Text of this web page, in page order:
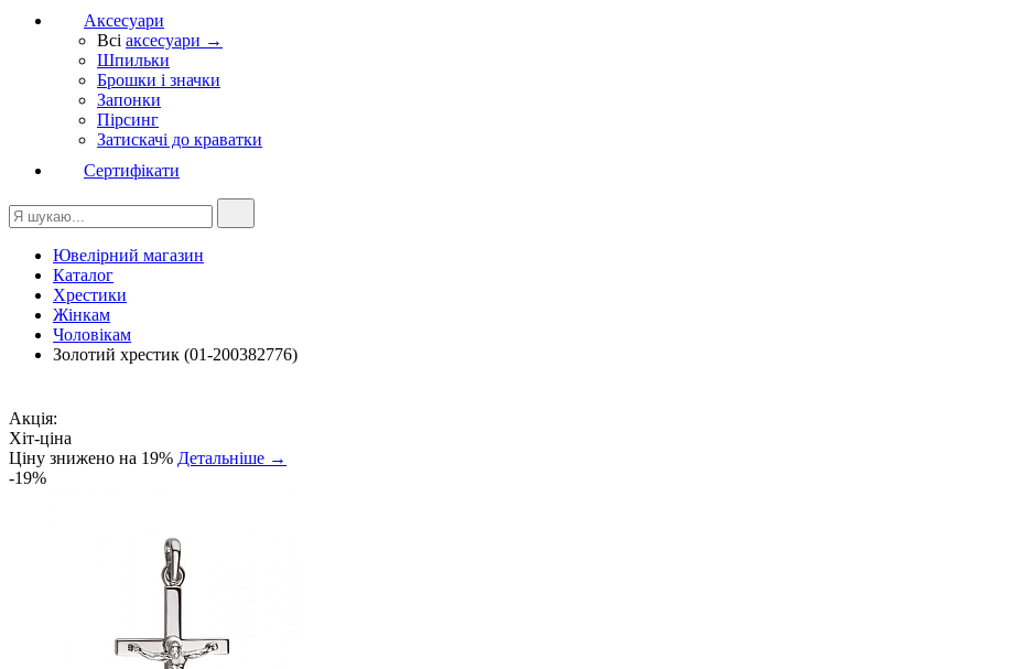
Аксесуари
Всі аксесуари →
Шпильки
Брошки і значки
Запонки
Пірсинг
Затискачі до краватки
Сертифікати
Ювелірний магазин
Каталог
Хрестики
Жінкам
Чоловікам
Золотий хрестик (01-200382776)
Акція:
Хіт-ціна
Ціну знижено на 19% Детальніше →
-19%